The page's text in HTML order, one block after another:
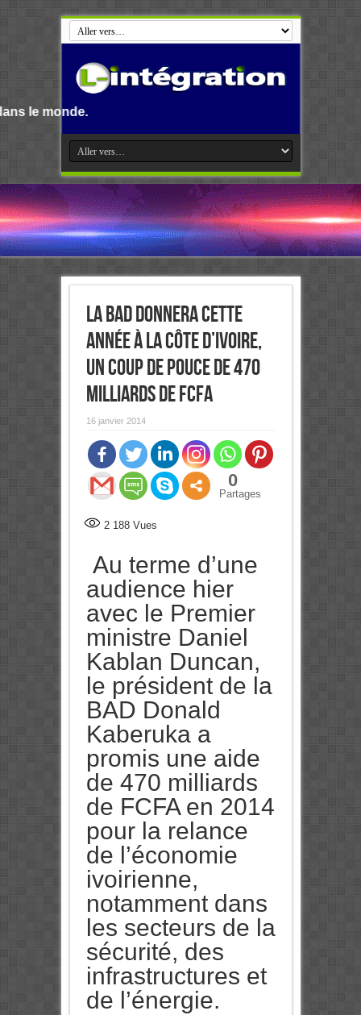
La BAD donnera cette
année à la Côte d’Ivoire,
un coup de pouce de 470
milliards de FCFA
16 janvier 2014
0
Partages
2 188Vues
Au terme d’une
audience hier
avec le Premier
ministre Daniel
Kablan Duncan,
le président de la
BAD Donald
Kaberuka a
promis une aide
de 470 milliards
de FCFA en 2014
pour la relance
de l’économie
ivoirienne,
notamment dans
les secteurs de la
sécurité, des
infrastructures et
de l’énergie.